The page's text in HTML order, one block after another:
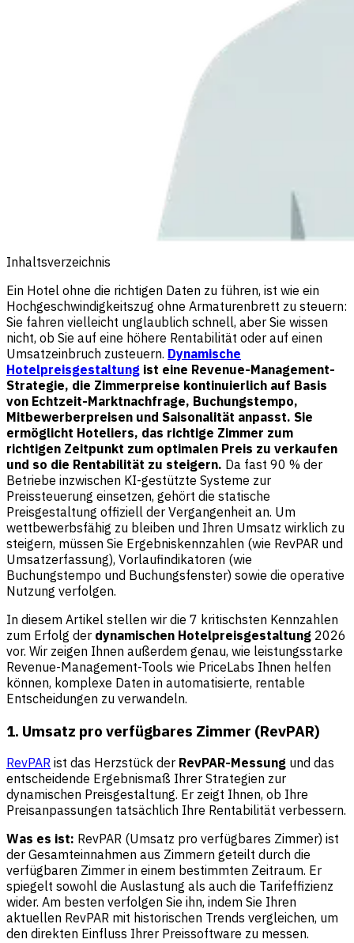
Inhaltsverzeichnis
Ein Hotel ohne die richtigen Daten zu führen, ist wie ein
Hochgeschwindigkeitszug ohne Armaturenbrett zu steuern:
Sie fahren vielleicht unglaublich schnell, aber Sie wissen
nicht, ob Sie auf eine höhere Rentabilität oder auf einen
Umsatzeinbruch zusteuern. Dynamische
Hotelpreisgestaltung ist eine Revenue-Management-
Strategie, die Zimmerpreise kontinuierlich auf Basis
von Echtzeit-Marktnachfrage, Buchungstempo,
Mitbewerberpreisen und Saisonalität anpasst. Sie
ermöglicht Hoteliers, das richtige Zimmer zum
richtigen Zeitpunkt zum optimalen Preis zu verkaufen
und so die Rentabilität zu steigern. Da fast 90 % der
Betriebe inzwischen KI-gestützte Systeme zur
Preissteuerung einsetzen, gehört die statische
Preisgestaltung offiziell der Vergangenheit an. Um
wettbewerbsfähig zu bleiben und Ihren Umsatz wirklich zu
steigern, müssen Sie Ergebniskennzahlen (wie RevPAR und
Umsatzerfassung), Vorlaufindikatoren (wie
Buchungstempo und Buchungsfenster) sowie die operative
Nutzung verfolgen.
In diesem Artikel stellen wir die 7 kritischsten Kennzahlen
zum Erfolg der dynamischen Hotelpreisgestaltung 2026
vor. Wir zeigen Ihnen außerdem genau, wie leistungsstarke
Revenue-Management-Tools wie PriceLabs Ihnen helfen
können, komplexe Daten in automatisierte, rentable
Entscheidungen zu verwandeln.
1. Umsatz pro verfügbares Zimmer (RevPAR)
RevPAR ist das Herzstück der RevPAR-Messung und das
entscheidende Ergebnismaß Ihrer Strategien zur
dynamischen Preisgestaltung. Er zeigt Ihnen, ob Ihre
Preisanpassungen tatsächlich Ihre Rentabilität verbessern.
Was es ist: RevPAR (Umsatz pro verfügbares Zimmer) ist
der Gesamteinnahmen aus Zimmern geteilt durch die
verfügbaren Zimmer in einem bestimmten Zeitraum. Er
spiegelt sowohl die Auslastung als auch die Tarifeffizienz
wider. Am besten verfolgen Sie ihn, indem Sie Ihren
aktuellen RevPAR mit historischen Trends vergleichen, um
den direkten Einfluss Ihrer Preissoftware zu messen.